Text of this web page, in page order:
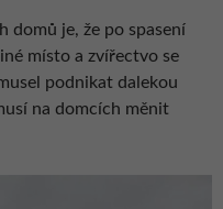
domů je, že po spasení
místo a zvířectvo se
podnikat dalekou
na domcích měnit